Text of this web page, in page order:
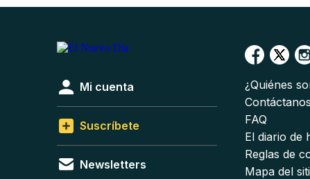
Mi cuenta
Suscríbete
Newsletters
¿Quiénes
Contáctanos
FAQ
El diario de
Reglas de
Mapa del